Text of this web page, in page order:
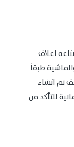
اعلاف
طبقاً
تم انشاء
للتأكد من